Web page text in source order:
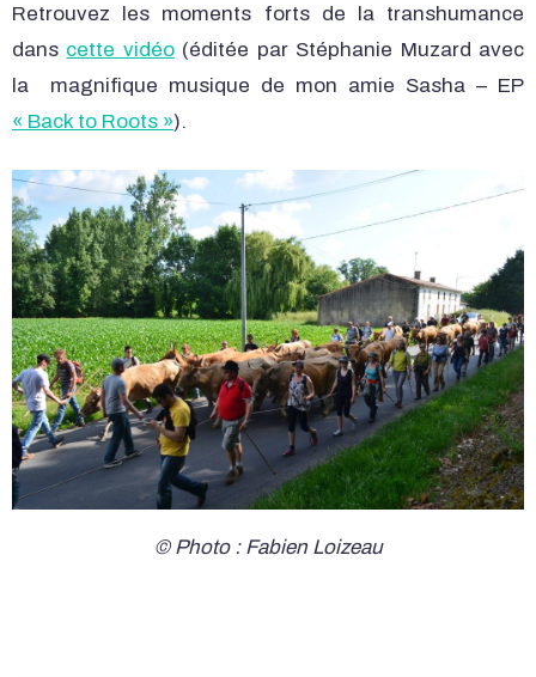
Retrouvez les moments forts de la transhumance
dans cette vidéo(éditée par Stéphanie Muzard avec
la magnifique musique de mon amie Sasha – EP
« Back to Roots »).
© Photo : Fabien Loizeau